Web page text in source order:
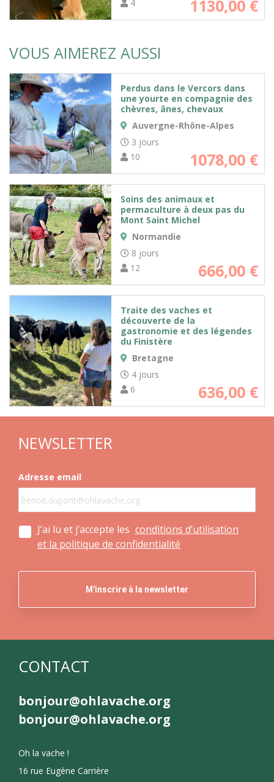
4
1130,00 €
VOUS AIMEREZ AUSSI
Perdus dans le Vercors dans
une yourte en compagnie des
chèvres, ânes, chevaux
Auvergne-Rhône-Alpes
3 jours
10
1078,00 €
Soins des animaux et
permaculture à deux pas du
Mont Saint Michel
Normandie
8 jours
12
666,00 €
Traite des vaches et
découverte de la
gastronomie et des légendes
du Finistère
Bretagne
4 jours
6
636,00 €
NEWSLETTER
Adresse email
J’ai lu et j’accepte les conditions d’utilisation
et la politique de confidentialité
CONTACT
bonjour@ohlavache.org
bonjour@ohlavache.org
Oh la vache !
16 rue Eugène Carrière